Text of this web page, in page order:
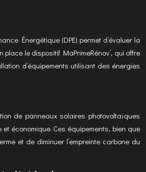
Énergétique (DPE) permet d’évaluer la
le dispositif MaPrimeRénov’, qui offre
d’équipements utilisant des énergies
de panneaux solaires photovoltaïques
économique. Ces équipements, bien que
et de diminuer l’empreinte carbone du